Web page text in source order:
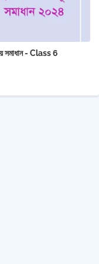
সমাধান - Class 6